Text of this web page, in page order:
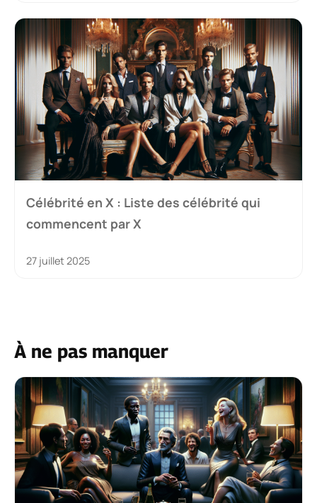
Célébrité en X : Liste des célébrité qui
commencent par X
27 juillet 2025
À ne pas manquer